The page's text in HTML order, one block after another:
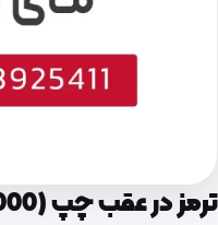
ترمز در عقب چپ (794802T000)